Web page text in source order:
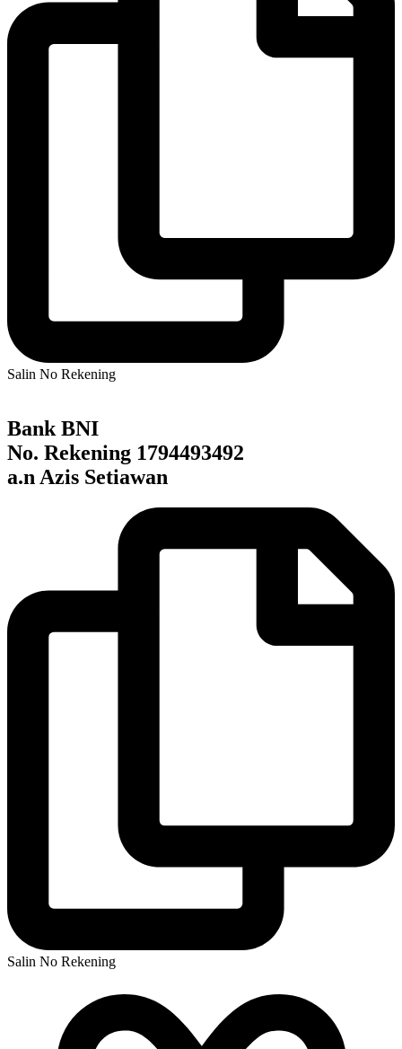
Salin No Rekening
Bank BNI
No. Rekening 1794493492
a.n Azis Setiawan
Salin No Rekening